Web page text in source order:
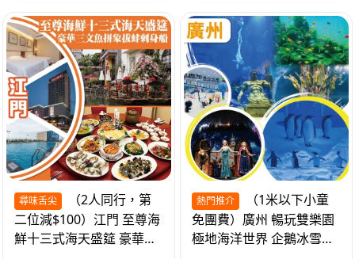
尋味舌尖
二位減$100）江門 至尊海
鮮十三式海天盛筵 豪華三
熱門推介
免團費）廣州 暢玩雙樂園
極地海洋世界 企鵝冰雪世